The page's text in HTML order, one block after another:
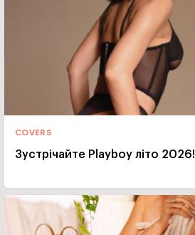
COVERS
Зустрічайте Playboy літо 2026!